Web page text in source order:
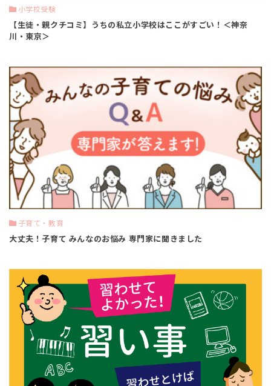
小学校受験
【生徒・親クチコミ】うちの私立小学校はここがすごい！＜神奈
川・東京＞
子育て・教育
大丈夫！子育て みんなのお悩み 専門家に聞きました